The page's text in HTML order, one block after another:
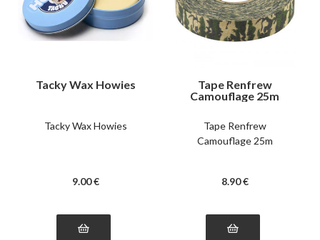
Tacky Wax Howies
Tacky Wax Howies
9.00 €
Tape Renfrew
Camouflage 25m
Tape Renfrew
Camouflage 25m
8.90 €